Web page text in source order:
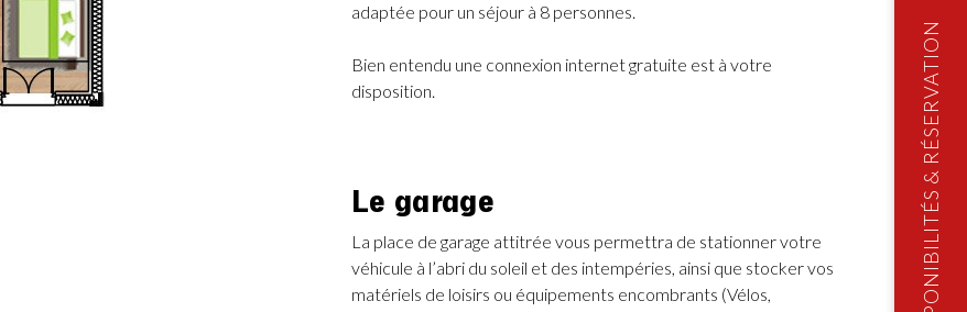
TARIFS, DISPONIBILITÉS & RÉSERVATION
adaptée pour un séjour à 8 personnes.
Bien entendu une connexion internet gratuite est à votre
disposition.
Le garage
La place de garage attitrée vous permettra de stationner votre
véhicule à l’abri du soleil et des intempéries, ainsi que stocker vos
matériels de loisirs ou équipements encombrants (Vélos,